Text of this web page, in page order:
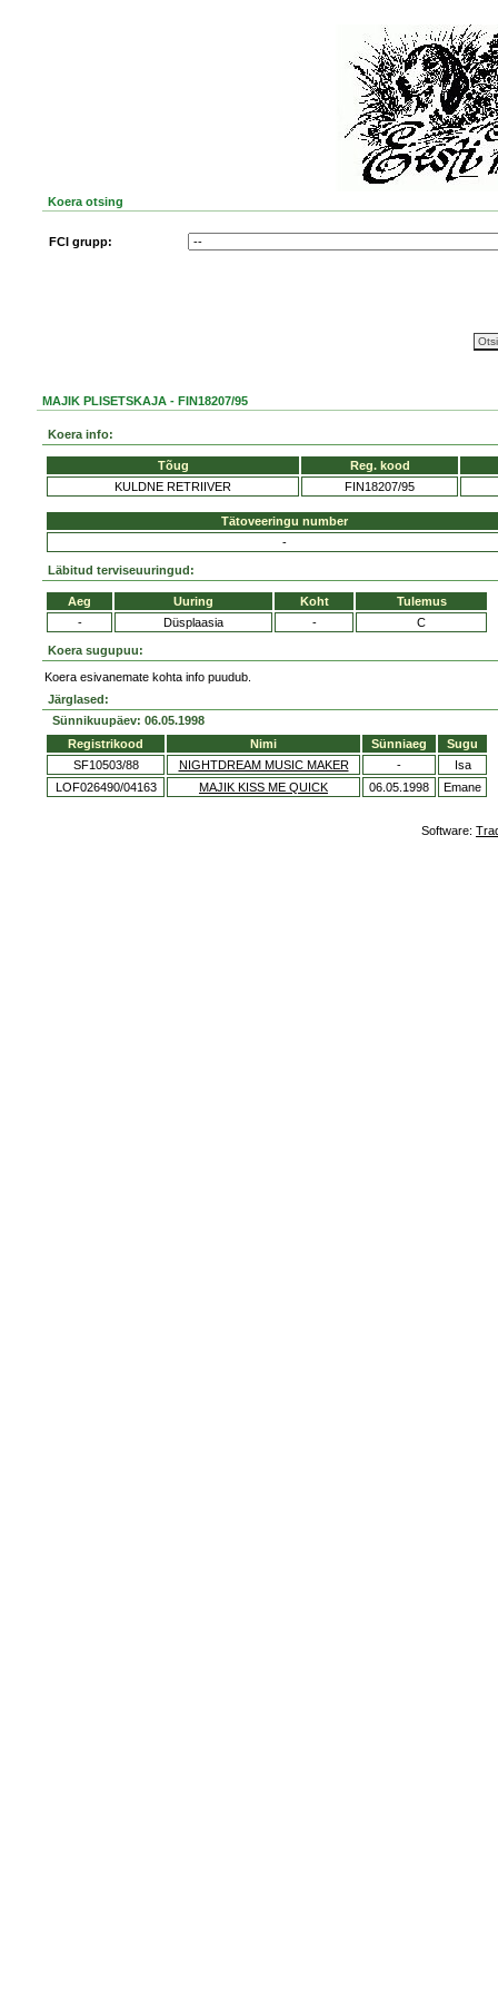
Koera otsing
FCI grupp:
MAJIK PLISETSKAJA - FIN18207/95
Koera info:
Tõug
Reg. kood
KULDNE RETRIIVER
FIN18207/95
Tätoveeringu number
-
Läbitud terviseuuringud:
Aeg Uuring Koht
Tulemus
-
Düsplaasia - C
Koera sugupuu:
Koera esivanemate kohta info puudub.
Järglased:
Sünnikuupäev: 06.05.1998
Registrikood
Nimi Sünniaeg
Sugu
SF10503/88
NIGHTDREAM MUSIC MAKER -
Isa
LOF026490/04163
MAJIK KISS ME QUICK 06.05.1998 Emane
Software: